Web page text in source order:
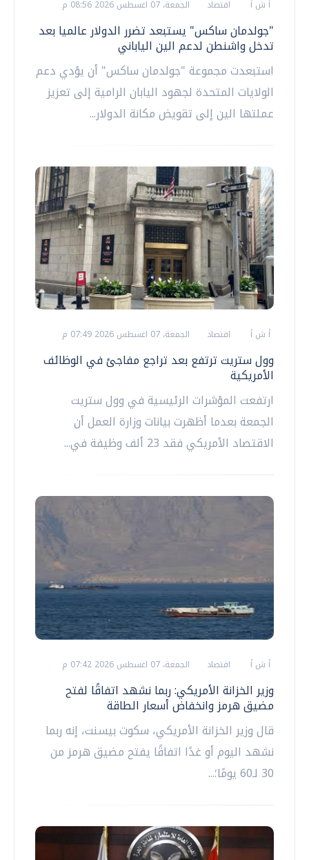
أ ش أ اقتصاد الجمعة، 07 اغسطس 2026 08:56 م
"جولدمان ساكس" يستبعد تضرر الدولار عالميا بعد
تدخل واشنطن لدعم الين الياباني
استبعدت مجموعة "جولدمان ساكس" أن يؤدي دعم
الولايات المتحدة لجهود اليابان الرامية إلى تعزيز
عملتها الين إلى تقويض مكانة الدولار...
أ ش أ اقتصاد الجمعة، 07 اغسطس 2026 07:49 م
وول ستريت ترتفع بعد تراجع مفاجئ في الوظائف
الأمريكية
ارتفعت المؤشرات الرئيسية في وول ستريت
الجمعة بعدما أظهرت بيانات وزارة العمل أن
الاقتصاد الأمريكي فقد 23 ألف وظيفة في...
أ ش أ اقتصاد الجمعة، 07 اغسطس 2026 07:42 م
وزير الخزانة الأمريكي: ربما نشهد اتفاقًا لفتح
مضيق هرمز وانخفاض أسعار الطاقة
قال وزير الخزانة الأمريكي، سكوت بيسنت، إنه ربما
نشهد اليوم أو غدًا اتفاقًا يفتح مضيق هرمز من
30 لـ60 يومًا؛...